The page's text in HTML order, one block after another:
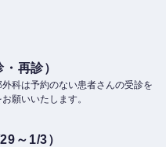
再診）
科は予約のない患者さんの受診を
願いいたします。
～1/3）